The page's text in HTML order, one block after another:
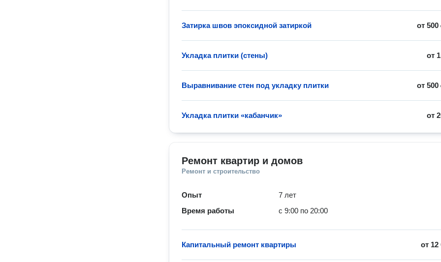
от500
Затирка швов эпоксидной затиркой
от
Укладка плитки (стены)
от500
Выравнивание стен под укладку плитки
от
Укладка плитки «кабанчик»
Ремонт квартир и домов
Ремонт и строительство
Опыт
7 лет
Время работы
с 9:00 по 20:00
от 12
Капитальный ремонт квартиры